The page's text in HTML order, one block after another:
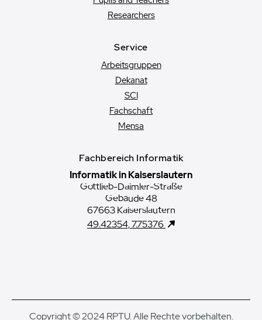
Researchers
Service
Arbeitsgruppen
Dekanat
SCI
Fachschaft
Mensa
Fachbereich Informatik
Informatik in Kaiserslautern
Gottlieb-Daimler-Straße
Gebäude 48
67663 Kaiserslautern
49.42354, 7.75376
Copyright © 2024 RPTU. Alle Rechte vorbehalten.